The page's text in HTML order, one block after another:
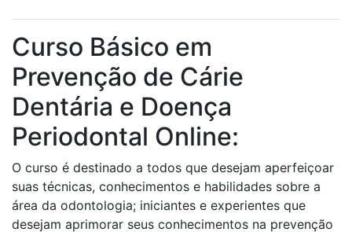
Curso Básico em
Prevenção de Cárie
Dentária e Doença
Periodontal Online:
O curso é destinado a todos que desejam aperfeiçoar
suas técnicas, conhecimentos e habilidades sobre a
área da odontologia; iniciantes e experientes que
desejam aprimorar seus conhecimentos na prevenção